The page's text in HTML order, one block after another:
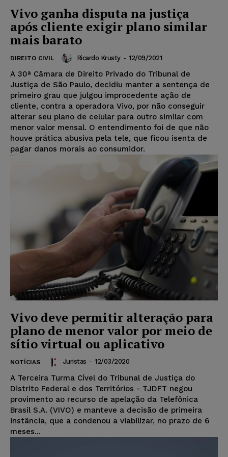
Vivo ganha disputa na justiça
após cliente exigir plano similar
mais barato
DIREITO CIVIL Ricardo Krusty - 12/09/2021
A 30ª Câmara de Direito Privado do Tribunal de
Justiça de São Paulo, decidiu manter a sentença de
primeiro grau que julgou improcedente ação de
cliente, contra a operadora Vivo, por não conseguir
alterar seu plano de celular para outro similar com
menor valor mensal. O entendimento foi de que não
houve prática abusiva pela tele, que ficou isenta de
pagar danos morais ao consumidor.
Vivo deve permitir alteração para
plano de menor valor por meio de
sítio virtual ou aplicativo
NOTÍCIAS Juristas - 12/03/2020
A Terceira Turma Cível do Tribunal de Justiça do
Distrito Federal e dos Territórios - TJDFT negou
provimento ao recurso de apelação da Telefônica
Brasil S.A. (VIVO) e manteve a decisão de primeira
instância, que a condenou a viabilizar, no prazo de 6
meses...